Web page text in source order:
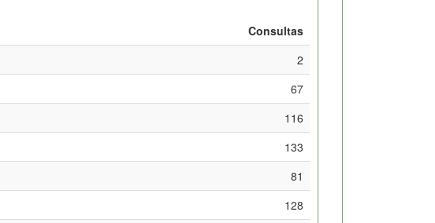
Consultas
2
67
116
133
81
128